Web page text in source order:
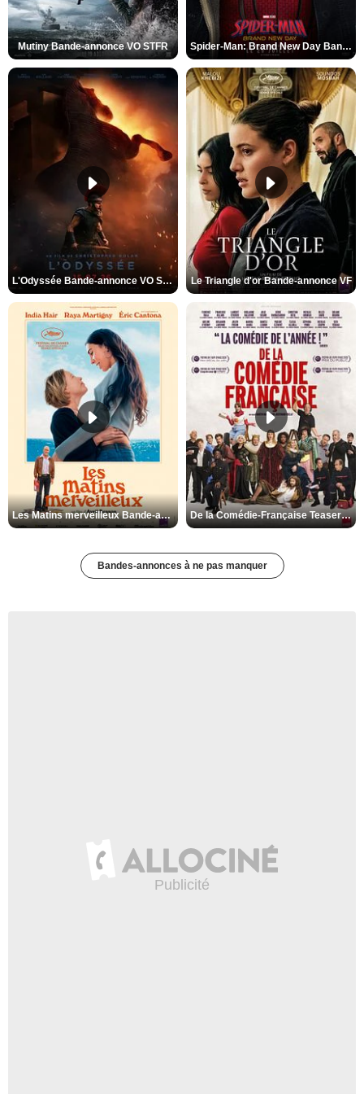
Mutiny Bande-annonce VO STFR Spider-Man: Brand New Day Bande-annonce VO STFR
L'Odyssée Bande-annonce VO STFR Le Triangle d'or Bande-annonce VF
Les Matins merveilleux Bande-annonce VF De la Comédie-Française Teaser VF
Bandes-annonces à ne pas manquer